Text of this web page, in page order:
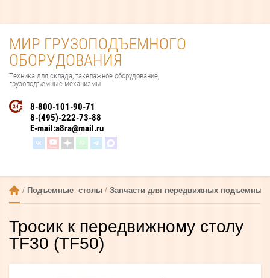
МИР ГРУЗОПОДЪЕМНОГО
ОБОРУДОВАНИЯ
Техника для склада, такелажное оборудование,
грузоподъемные механизмы
8-800-101-90-71
8-(495)-222-73-88
E-mail:a8ra@mail.ru
/ Подъемные  столы / Запчасти для передвижных подъемных
Тросик к передвижному столу
TF30 (TF50)